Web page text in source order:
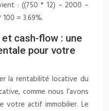
: ((750 * 12) – 2000 –
= 3.69%.
cash-flow : une
pour votre
la rentabilité locative du
comme nous l’avons
votre actif immobilier. Le